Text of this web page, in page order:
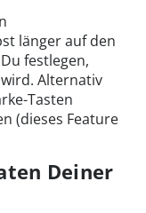
länger auf den
festlegen,
Alternativ
Tasten
(dieses Feature
Deiner